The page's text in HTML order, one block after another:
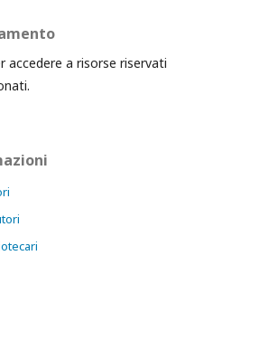
accedere a risorse riservati